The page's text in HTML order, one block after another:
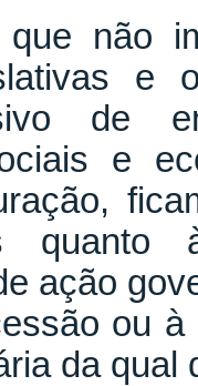
não
de
e
ação
ou
da